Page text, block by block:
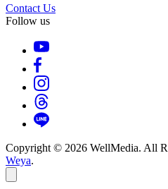
Contact Us
Follow us
Copyright © 2026 WellMedia. All
Weya.